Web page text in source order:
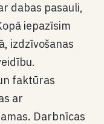
dabas pasauli,
iepazīsim
izdzīvošanas
faktūras
ar
Darbnīcas